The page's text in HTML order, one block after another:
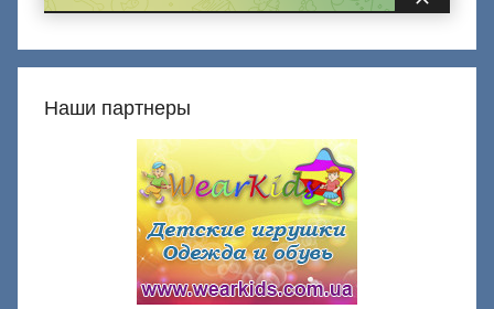
Наши партнеры